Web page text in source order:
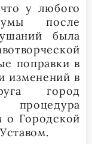
у любого
после
была
поправки в
изменений в
город
о Городской